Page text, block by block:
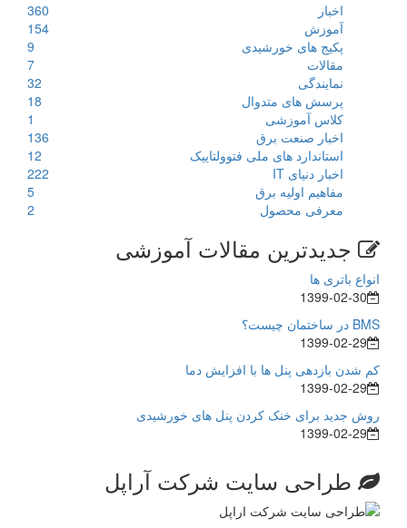
اخبار
360
آموزش
154
پکیج های خورشیدی
9
مقالات
7
نمایندگی
32
پرسش های متدوال
18
کلاس آموزشی
1
اخبار صنعت برق
136
استاندارد های ملی فتوولتاییک
12
اخبار دنیای IT
222
مفاهیم اولیه برق
5
معرفی محصول
2
جدیدترین مقالات آموزشی
انواع باتری ها
1399-02-30
BMS در ساختمان چیست؟
1399-02-29
کم شدن بازدهی پنل ها با افزایش دما
1399-02-29
روش جدید برای خنک کردن پنل های خورشیدی
1399-02-29
طراحی سایت شرکت آراپل